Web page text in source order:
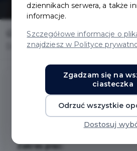
Home
Inwestycje
Dokumentacja projektowa ul.
Dokumentacja
Dąbrowskiego
Zakres prac:
dziennikach serwera, a także
informacje.
Szczegółowe informacje o
znajdziesz w Polityce
Zgadzam się na
ciasteczka
Odrzuć wszystkie
Dostosuj